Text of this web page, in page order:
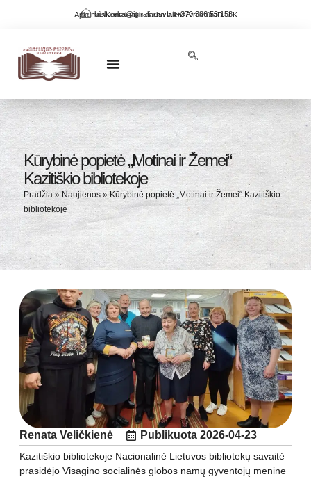
biblioteka@ignalinosvb.lt+370 386 53 158
Apie musKontaktai ir darbo laikasStruktūraD.U.K
Kūrybinė popietė „Motinai ir Žemei“
Kazitiškio bibliotekoje
Pradžia »Naujienos »Kūrybinė popietė „Motinai ir Žemei“ Kazitiškio
bibliotekoje
Renata Veličkienė Publikuota 2026-04-23
Kazitiškio bibliotekoje Nacionalinė Lietuvos bibliotekų savaitė
prasidėjo Visagino socialinės globos namų gyventojų menine